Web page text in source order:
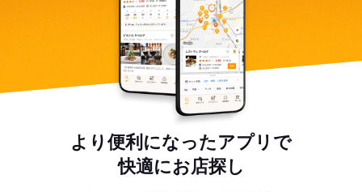
より便利になったアプリで
快適にお店探し